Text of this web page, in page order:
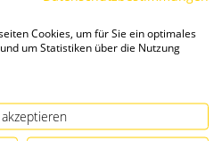
Cookies, um für Sie ein optimales
um Statistiken über die Nutzung